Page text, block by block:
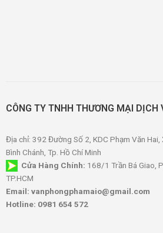
CÔNG TY TNHH THƯƠNG MẠI DỊCH
Địa chỉ: 392 Đường Số 2, KDC Phạm Văn Hai,
Bình Chánh, Tp. Hồ Chí Minh
Cửa Hàng Chính: 168/1 Trần Bá Giao,
TP.HCM
Email: vanphongphamaio@gmail.com
Hotline: 0981 654 572